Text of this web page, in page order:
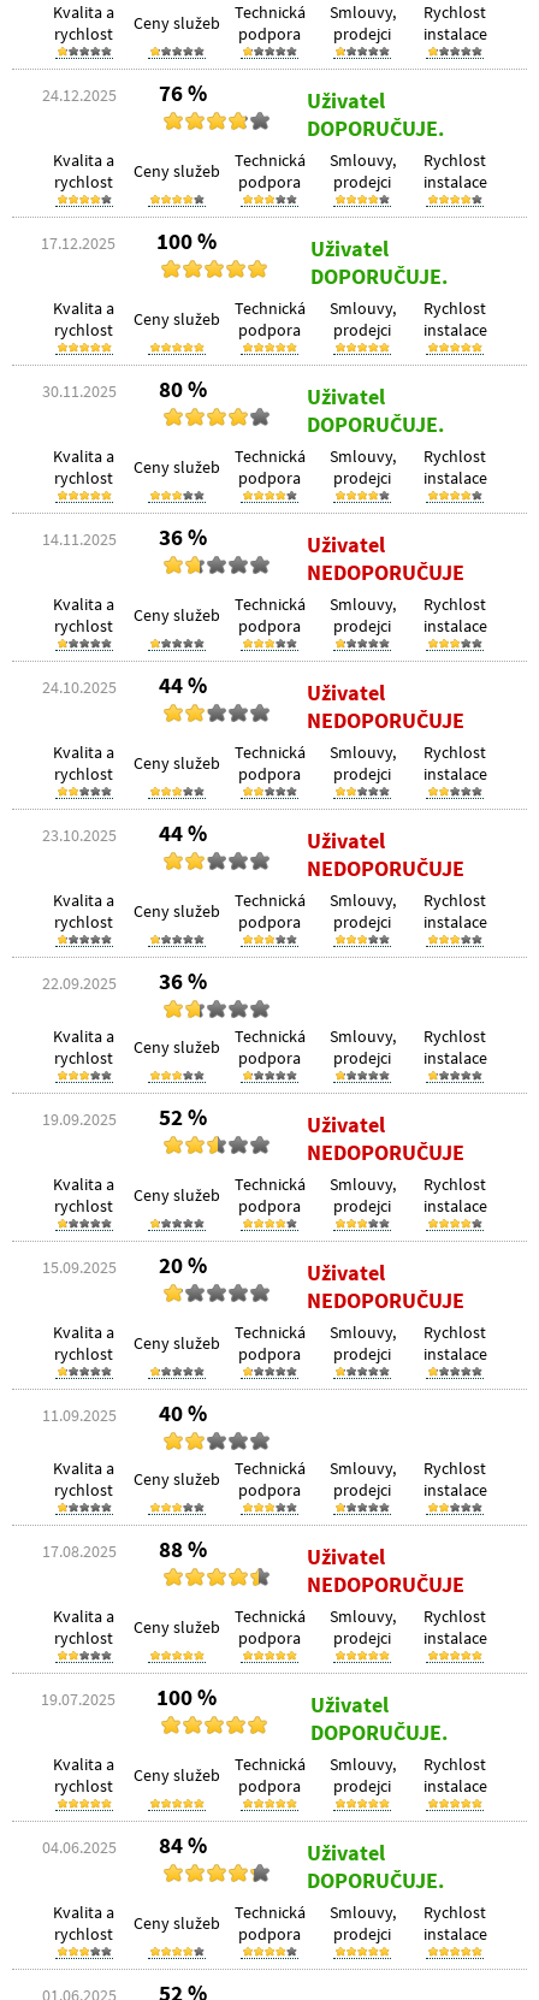
Kvalita a
rychlost
Ceny služeb
Technická
podpora
Smlouvy,
prodejci
Rychlost
instalace
24.12.2025 76 %
Uživatel
DOPORUČUJE.
Kvalita a
rychlost
Ceny služeb
Technická
podpora
Smlouvy,
prodejci
Rychlost
instalace
17.12.2025 100 %
Uživatel
DOPORUČUJE.
Kvalita a
rychlost
Ceny služeb
Technická
podpora
Smlouvy,
prodejci
Rychlost
instalace
30.11.2025 80 %
Uživatel
DOPORUČUJE.
Kvalita a
rychlost
Ceny služeb
Technická
podpora
Smlouvy,
prodejci
Rychlost
instalace
14.11.2025 36 %
Uživatel
NEDOPORUČUJE
Kvalita a
rychlost
Ceny služeb
Technická
podpora
Smlouvy,
prodejci
Rychlost
instalace
24.10.2025 44 %
Uživatel
NEDOPORUČUJE
Kvalita a
rychlost
Ceny služeb
Technická
podpora
Smlouvy,
prodejci
Rychlost
instalace
23.10.2025 44 %
Uživatel
NEDOPORUČUJE
Kvalita a
rychlost
Ceny služeb
Technická
podpora
Smlouvy,
prodejci
Rychlost
instalace
22.09.2025 36 %
Kvalita a
rychlost
Ceny služeb
Technická
podpora
Smlouvy,
prodejci
Rychlost
instalace
19.09.2025 52 %
Uživatel
NEDOPORUČUJE
Kvalita a
rychlost
Ceny služeb
Technická
podpora
Smlouvy,
prodejci
Rychlost
instalace
15.09.2025 20 %
Uživatel
NEDOPORUČUJE
Kvalita a
rychlost
Ceny služeb
Technická
podpora
Smlouvy,
prodejci
Rychlost
instalace
11.09.2025 40 %
Kvalita a
rychlost
Ceny služeb
Technická
podpora
Smlouvy,
prodejci
Rychlost
instalace
17.08.2025 88 %
Uživatel
NEDOPORUČUJE
Kvalita a
rychlost
Ceny služeb
Technická
podpora
Smlouvy,
prodejci
Rychlost
instalace
19.07.2025 100 %
Uživatel
DOPORUČUJE.
Kvalita a
rychlost
Ceny služeb
Technická
podpora
Smlouvy,
prodejci
Rychlost
instalace
04.06.2025 84 %
Uživatel
DOPORUČUJE.
Kvalita a
rychlost
Ceny služeb
Technická
podpora
Smlouvy,
prodejci
Rychlost
instalace
52 %